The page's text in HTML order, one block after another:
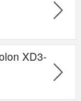
XD3-